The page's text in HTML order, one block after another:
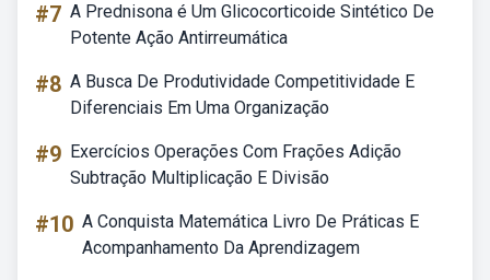
#7 A Prednisona é Um Glicocorticoide Sintético De
Potente Ação Antirreumática
#8 A Busca De Produtividade Competitividade E
Diferenciais Em Uma Organização
#9 Exercícios Operações Com Frações Adição
Subtração Multiplicação E Divisão
#10 A Conquista Matemática Livro De Práticas E
Acompanhamento Da Aprendizagem